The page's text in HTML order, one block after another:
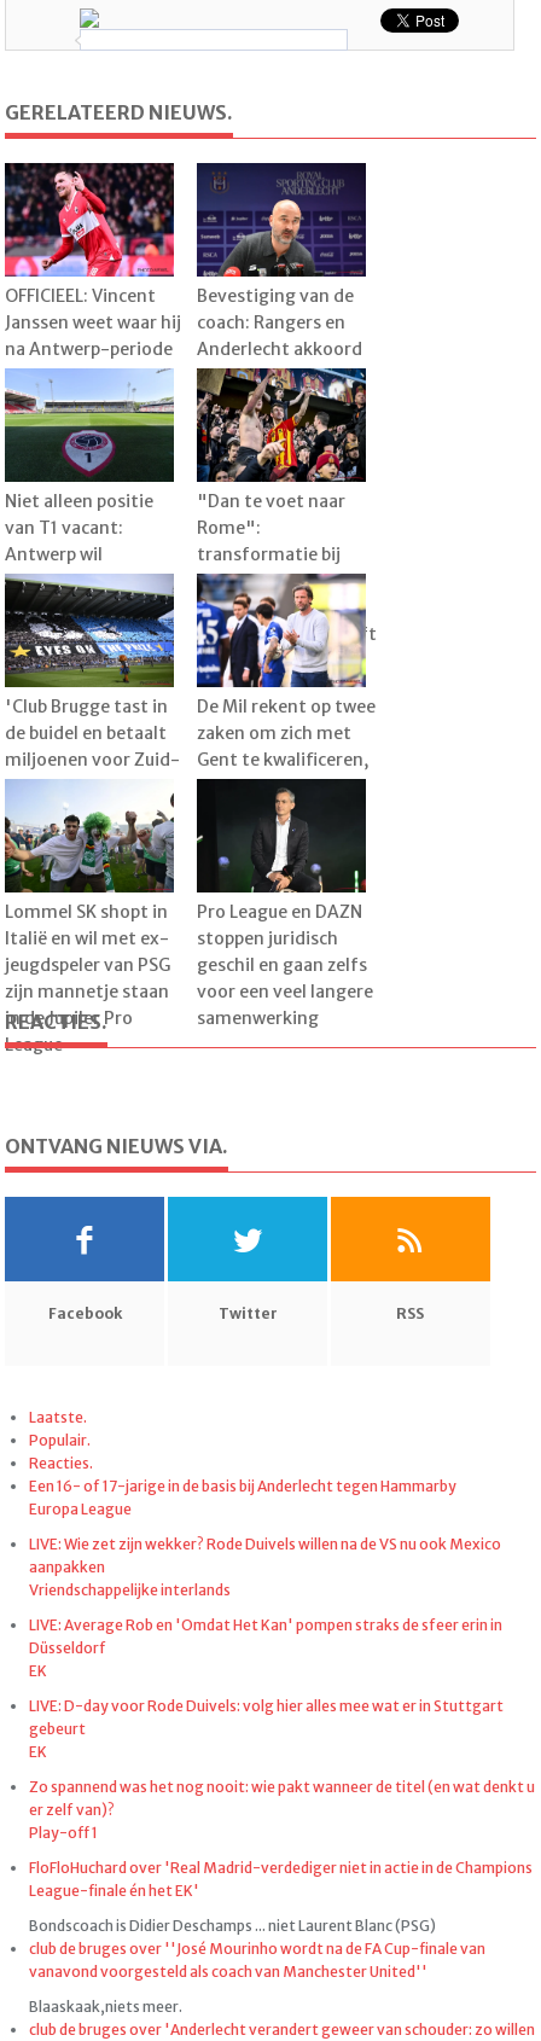
GERELATEERD NIEUWS.
OFFICIEEL: Vincent
Janssen weet waar hij
na Antwerp-periode
gaat voetballen en
kiest voor aparte
uitdaging
Bevestiging van de
coach: Rangers en
Anderlecht akkoord
over transfer, speler
al vertrokken naar
België
Niet alleen positie
van T1 vacant:
Antwerp wil
technische staf nog
verder verstevigen
"Dan te voet naar
Rome":
transformatie bij
KVM, met Raman als
1e spits en de droom
dat sterkhouder blijft
'Club Brugge tast in
de buidel en betaalt
miljoenen voor Zuid-
Koreaan Lee Han-
beom'
De Mil rekent op twee
zaken om zich met
Gent te kwalificeren,
maar veelbesproken
Kanga is groot
vraagteken
Lommel SK shopt in
Italië en wil met ex-
jeugdspeler van PSG
zijn mannetje staan
in de Jupiler Pro
League
Pro League en DAZN
stoppen juridisch
geschil en gaan zelfs
voor een veel langere
samenwerking
REACTIES.
ONTVANG NIEUWS VIA.
Facebook Twitter RSS
Laatste.
Populair.
Reacties.
Een 16- of 17-jarige in de basis bij Anderlecht tegen Hammarby
Europa League
LIVE: Wie zet zijn wekker? Rode Duivels willen na de VS nu ook Mexico
aanpakken
Vriendschappelijke interlands
LIVE: Average Rob en 'Omdat Het Kan' pompen straks de sfeer erin in
Düsseldorf
EK
LIVE: D-day voor Rode Duivels: volg hier alles mee wat er in Stuttgart
gebeurt
EK
Zo spannend was het nog nooit: wie pakt wanneer de titel (en wat denkt u
er zelf van)?
Play-off 1
FloFloHuchard over 'Real Madrid-verdediger niet in actie in de Champions
League-finale én het EK'
Bondscoach is Didier Deschamps ... niet Laurent Blanc (PSG)
club de bruges over ''José Mourinho wordt na de FA Cup-finale van
vanavond voorgesteld als coach van Manchester United''
Blaaskaak,niets meer.
club de bruges over 'Anderlecht verandert geweer van schouder: zo willen